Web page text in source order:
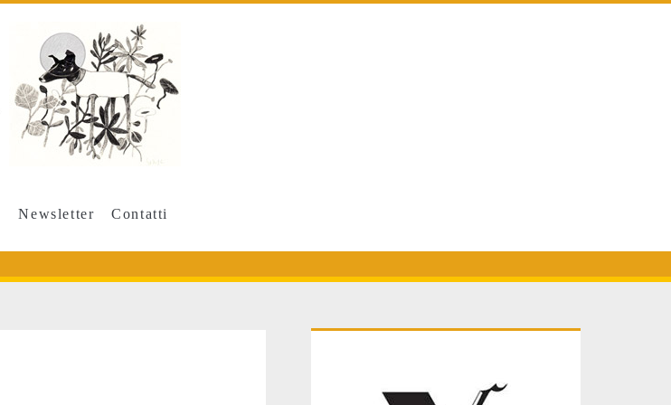
Newsletter Contatti